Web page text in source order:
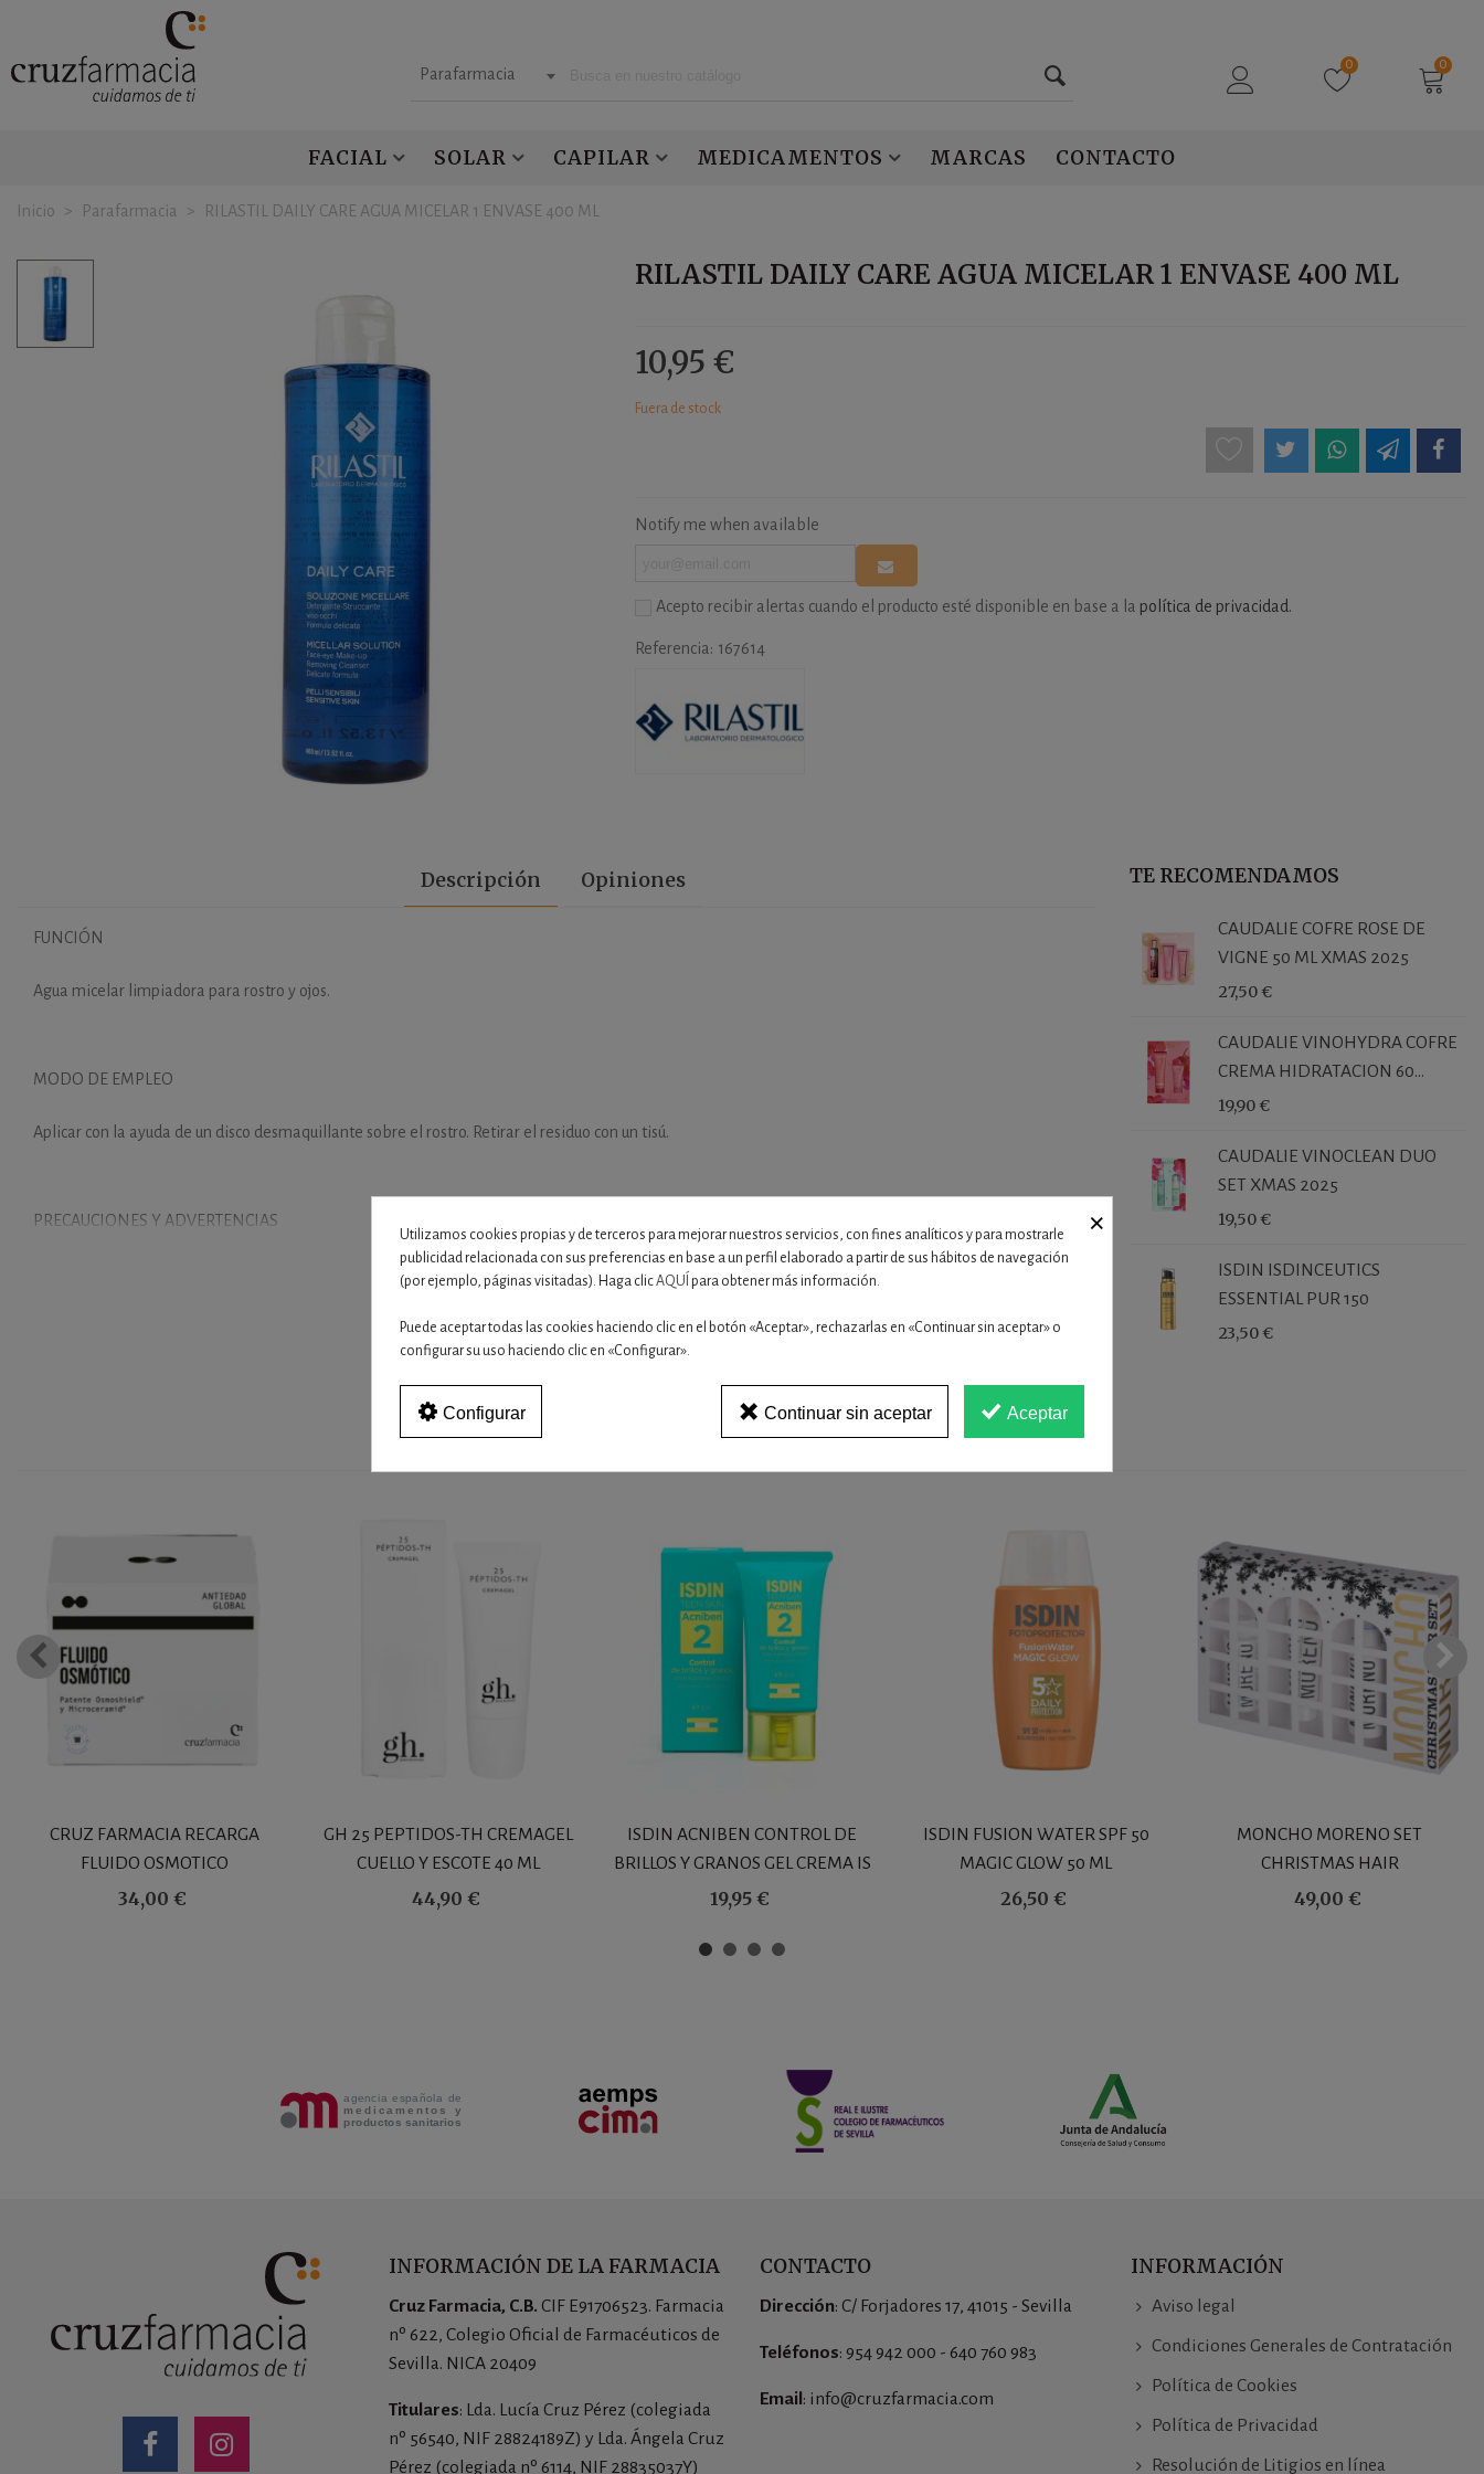
Parafarmacia
0 0
FACIAL SOLAR CAPILAR MEDICAMENTOS MARCAS CONTACTO
Inicio > Parafarmacia > RILASTIL DAILY CARE AGUA MICELAR 1 ENVASE 400 ML
RILASTIL DAILY CARE AGUA MICELAR 1 ENVASE 400 ML
10,95 €
Fuera de stock
Notify me when available
Acepto recibir alertas cuando el producto esté disponible en base a la política de privacidad.
Referencia: 167614
Descripción Opiniones
FUNCIÓN
Agua micelar limpiadora para rostro y ojos.
MODO DE EMPLEO
Aplicar con la ayuda de un disco desmaquillante sobre el rostro. Retirar el residuo con un tisú.
PRECAUCIONES Y ADVERTENCIAS
Uso externo. Evitar el contacto directo con los ojos, en su caso, lavar con agua.
Lee mas
TE RECOMENDAMOS
CAUDALIE COFRE ROSE DE
VIGNE 50 ML XMAS 2025
27,50 €
CAUDALIE VINOHYDRA COFRE
CREMA HIDRATACION 60...
19,90 €
CAUDALIE VINOCLEAN DUO
SET XMAS 2025
19,50 €
ISDIN ISDINCEUTICS
ESSENTIAL PUR 150
23,50 €
CRUZ FARMACIA RECARGA
FLUIDO OSMOTICO
34,00 €
GH 25 PEPTIDOS-TH CREMAGEL
CUELLO Y ESCOTE 40 ML
44,90 €
ISDIN ACNIBEN CONTROL DE
BRILLOS Y GRANOS GEL CREMA IS
40 ML
19,95 €
ISDIN FUSION WATER SPF 50
MAGIC GLOW 50 ML
26,50 €
MONCHO MORENO SET
CHRISTMAS HAIR
49,00 €
INFORMACIÓN DE LA FARMACIA
Cruz Farmacia, C.B. CIF E91706523. Farmacia
nº 622, Colegio Oficial de Farmacéuticos de
Sevilla. NICA 20409
Titulares: Lda. Lucía Cruz Pérez (colegiada
nº 56540, NIF 28824189Z) y Lda. Ángela Cruz
Pérez (colegiada nº 6114, NIF 28835037Y)
CONTACTO
Dirección: C/ Forjadores 17, 41015 - Sevilla
Teléfonos: 954 942 000 - 640 760 983
Email: info@cruzfarmacia.com
INFORMACIÓN
Aviso legal
Condiciones Generales de Contratación
Política de Cookies
Política de Privacidad
Resolución de Litigios en línea
×
Utilizamos cookies propias y de terceros para mejorar nuestros servicios, con fines analíticos y para mostrarle
publicidad relacionada con sus preferencias en base a un perfil elaborado a partir de sus hábitos de navegación
(por ejemplo, páginas visitadas). Haga clicAQUÍ para obtener más información.
Puede aceptar todas las cookies haciendo clic en el botón «Aceptar», rechazarlas en «Continuar sin aceptar» o
configurar su uso haciendo clic en «Configurar».
Aceptar
Continuar sin aceptar
Configurar